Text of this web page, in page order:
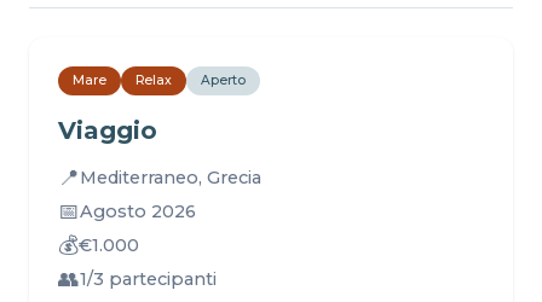
Mare Relax Aperto
Viaggio
📍Mediterraneo, Grecia
📅Agosto 2026
💰€1.000
👥1/3 partecipanti